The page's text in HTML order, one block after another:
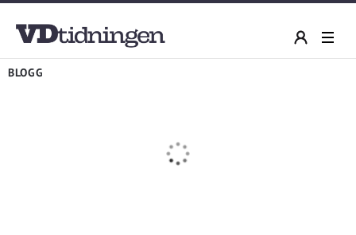
BLOGG